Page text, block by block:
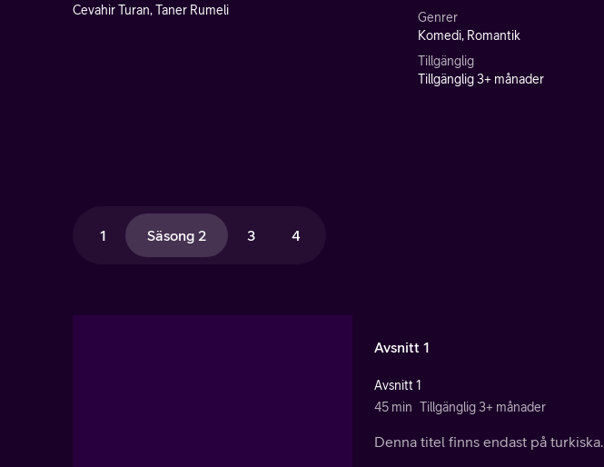
Cevahir Turan, Taner Rumeli
Genrer
Komedi, Romantik
Tillgänglig
Tillgänglig 3+ månader
1 Säsong 2 3 4
Avsnitt 1
Avsnitt 1
45 min Tillgänglig 3+ månader
Denna titel finns endast på turkiska.